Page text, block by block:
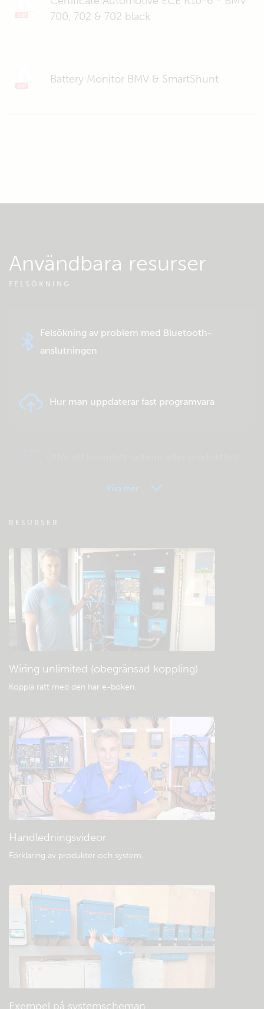
700, 702 & 702 black
Battery Monitor BMV & SmartShunt
Användbara resurser
FELSÖKNING
Felsökning av problem med Bluetooth-
anslutningen
Hur man uppdaterar fast programvara
Kolla den gemensamma kunskapsbasen
Allmänna nedladdningar och dokument
Visa mer
RESURSER
Wiring unlimited (obegränsad koppling)
Koppla rätt med den här e-boken.
Handledningsvideor
Förklaring av produkter och system.
Exempel på systemscheman